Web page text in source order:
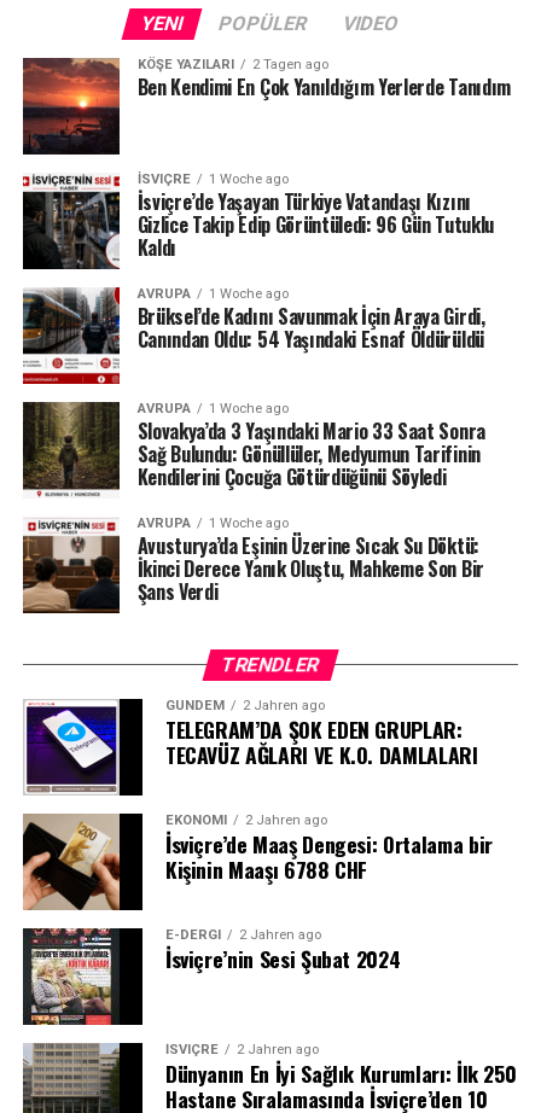
des Brenets de son derece düşük su seviyeleriyle karşı
karşıya.
24 Temmuz ölçümlerinde göl seviyesi denizden 742,13
metre, çıkıştaki su debisi ise yalnızca saniyede 1,2
metreküp olarak kaydedildi. Su seviyesinin düşmesi
nedeniyle göldeki tekne seferleri de durduruldu.
Lac des Brenets daha önce de uzun kuraklık
dönemlerinde benzer sorunlar yaşamış, özellikle 2022
yazında su seviyesi ciddi şekilde gerilemişti.
Ren Şelalesi’ndeki son durum ise İsviçre’de devam eden
yağış eksikliğinin nehir ve göller üzerindeki etkisini
gözler önüne seriyor.
Kaynak: BAFU / BRK News
YENI POPÜLER VIDEO
KÖŞE YAZILARI 2 Tagen ago
Ben Kendimi En Çok Yanıldığım Yerlerde Tanıdım
İSVIÇRE 1 Woche ago
İsviçre’de Yaşayan Türkiye Vatandaşı Kızını
Gizlice Takip Edip Görüntüledi: 96 Gün Tutuklu
Kaldı
AVRUPA 1 Woche ago
Brüksel’de Kadını Savunmak İçin Araya Girdi,
Canından Oldu: 54 Yaşındaki Esnaf Öldürüldü
AVRUPA 1 Woche ago
Slovakya’da 3 Yaşındaki Mario 33 Saat Sonra
Sağ Bulundu: Gönüllüler, Medyumun Tarifinin
Kendilerini Çocuğa Götürdüğünü Söyledi
AVRUPA 1 Woche ago
Avusturya’da Eşinin Üzerine Sıcak Su Döktü:
İkinci Derece Yanık Oluştu, Mahkeme Son Bir
Şans Verdi
TRENDLER
GÜNDEM 2 Jahren ago
TELEGRAM’DA ŞOK EDEN GRUPLAR:
TECAVÜZ AĞLARI VE K.O. DAMLALARI
EKONOMI 2 Jahren ago
İsviçre’de Maaş Dengesi: Ortalama bir
Kişinin Maaşı 6788 CHF
E-DERGI 2 Jahren ago
İsviçre’nin Sesi Şubat 2024
İSVIÇRE 2 Jahren ago
Dünyanın En İyi Sağlık Kurumları: İlk 250
Hastane Sıralamasında İsviçre’den 10